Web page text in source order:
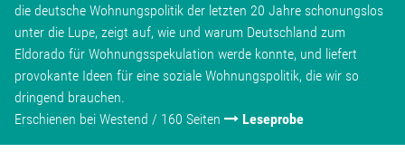
die deutsche Wohnungspolitik der letzten 20 Jahre schonungslos
unter die Lupe, zeigt auf, wie und warum Deutschland zum
Eldorado für Wohnungsspekulation werde konnte, und liefert
provokante Ideen für eine soziale Wohnungspolitik, die wir so
dringend brauchen.
Erschienen bei Westend / 160 Seiten
Leseprobe